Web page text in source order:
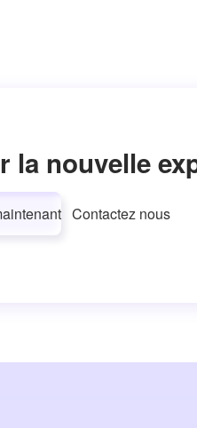
la nouvelle
Contactez nous